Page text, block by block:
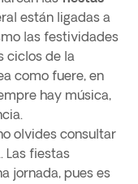
están ligadas a
las festividades
ciclos de la
como fuere, en
hay música,
olvides consultar
Las fiestas
jornada, pues es